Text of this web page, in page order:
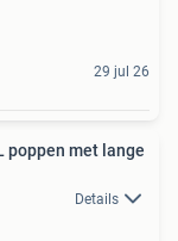
29 jul 26
poppen met lange
Details